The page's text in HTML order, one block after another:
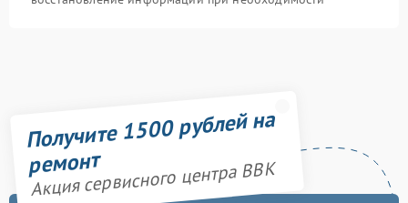
Получите 1500 рублей на
ремонт
Акция сервисного центра BBK